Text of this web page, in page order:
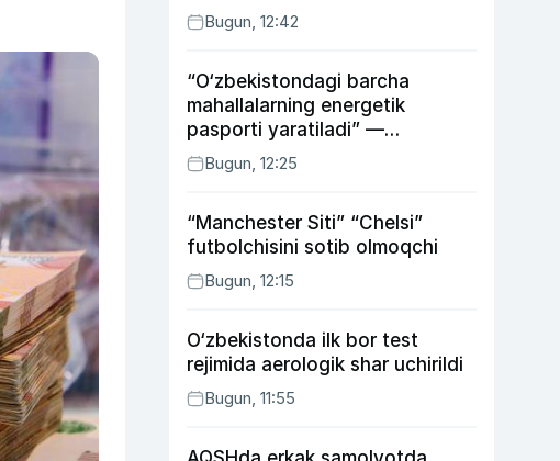
Bugun, 12:42
“O‘zbekistondagi barcha
mahallalarning energetik
pasporti yaratiladi” —
energetika vaziri
Bugun, 12:25
“Manchester Siti” “Chelsi”
futbolchisini sotib olmoqchi
Bugun, 12:15
O‘zbekistonda ilk bor test
rejimida aerologik shar uchirildi
Bugun, 11:55